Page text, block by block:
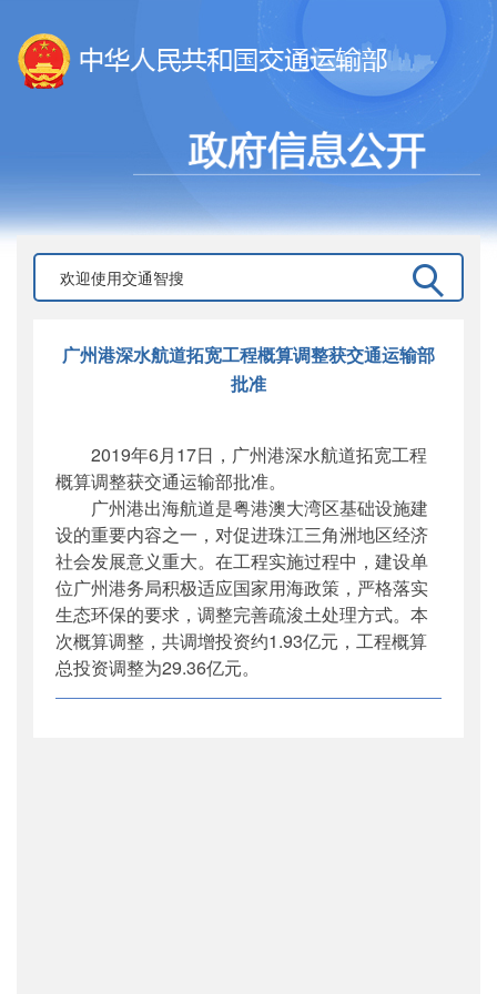
广州港深水航道拓宽工程概算调整获交通运输部
批准
2019年6月17日，广州港深水航道拓宽工程
概算调整获交通运输部批准。
广州港出海航道是粤港澳大湾区基础设施建
设的重要内容之一，对促进珠江三角洲地区经济
社会发展意义重大。在工程实施过程中，建设单
位广州港务局积极适应国家用海政策，严格落实
生态环保的要求，调整完善疏浚土处理方式。本
次概算调整，共调增投资约1.93亿元，工程概算
总投资调整为29.36亿元。